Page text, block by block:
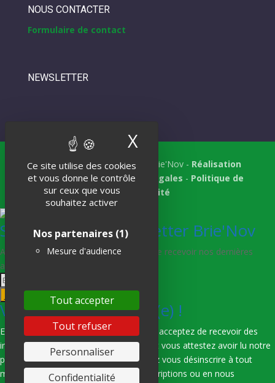
Ce site utilise des cookies
et vous donne le contrôle
sur ceux que vous
souhaitez activer
Nos partenaires (1)
Mesure d'audience
Tout accepter
Tout refuser
Personnaliser
Confidentialité
X Masquer le
NOUS CONTACTER
Formulaire de contact
NEWSLETTER
Tous droits réservés © 2018 Brie'Nov - Réalisation
Atelier Subotaï -Mentions légales - Politique de
confidentialité
S'abonner à la Newsletter Brie'Nov
Abonnez-vous à notre newsletter afin de recevoir nos dernières
actualités.
Je m'abonne
Vous êtes bien inscrit(e) !
En indiquant votre adresse e-mail, vous acceptez de recevoir des
informations de notre part via e-mail, et vous attestez avoir lu notre
politique de confidentialité. Vous pouvez vous désinscrire à tout
moment en utilisant les liens de désinscriptions ou en nous